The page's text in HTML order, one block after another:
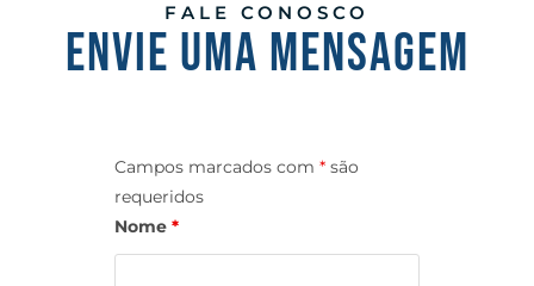
FALE CONOSCO
ENVIE UMA MENSAGEM
Campos marcados com *são
requeridos
Nome *